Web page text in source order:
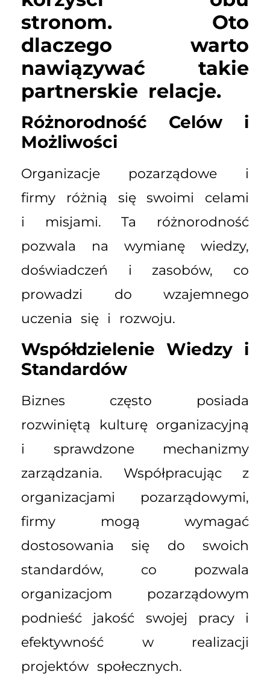
stronom.
Oto
dlaczego warto
nawiązywać takie
partnerskie relacje.
Różnorodność Celów i
Możliwości
Organizacje pozarządowe i
firmy różnią się swoimi celami
i misjami. Ta różnorodność
pozwala na wymianę wiedzy,
doświadczeń i zasobów, co
prowadzi do wzajemnego
uczenia się i rozwoju.
Współdzielenie Wiedzy i
Standardów
Biznes często posiada
rozwiniętą kulturę organizacyjną
i sprawdzone mechanizmy
zarządzania. Współpracując z
organizacjami pozarządowymi,
firmy mogą wymagać
dostosowania się do swoich
standardów, co pozwala
organizacjom pozarządowym
podnieść jakość swojej pracy i
efektywność w realizacji
projektów społecznych.